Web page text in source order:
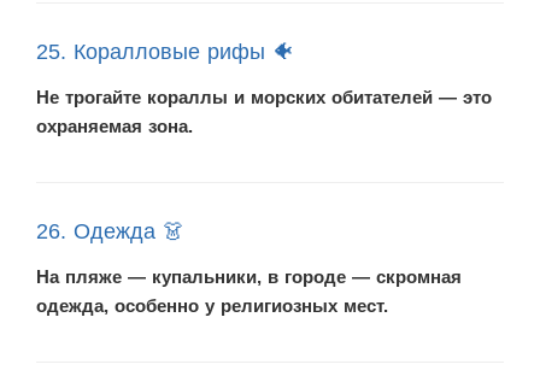
25. Коралловые рифы 🐠
Не трогайте кораллы и морских обитателей — это
охраняемая зона.
26. Одежда 👗
На пляже — купальники, в городе — скромная
одежда, особенно у религиозных мест.